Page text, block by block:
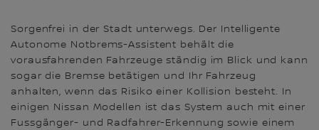
Sorgenfrei in der Stadt unterwegs. Der Intelligente
Autonome Notbrems-Assistent behält die
vorausfahrenden Fahrzeuge ständig im Blick und kann
sogar die Bremse betätigen und Ihr Fahrzeug
anhalten, wenn das Risiko einer Kollision besteht. In
einigen Nissan Modellen ist das System auch mit einer
Fussgänger- und Radfahrer-Erkennung sowie einem